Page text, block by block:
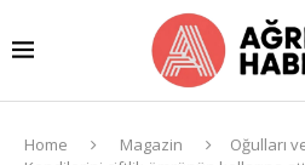
Home Magazin
Oğulları